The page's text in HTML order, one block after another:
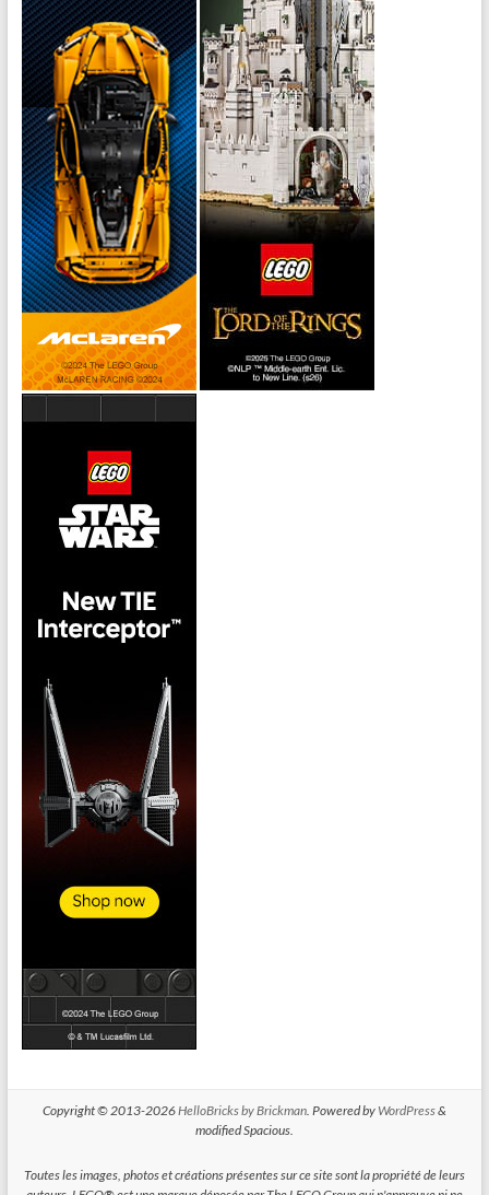
Copyright © 2013-2026HelloBricks by Brickman. Powered by WordPress&
modified Spacious.
Toutes les images, photos et créations présentes sur ce site sont la propriété de leurs